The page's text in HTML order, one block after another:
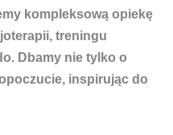
kompleksową opiekę
treningu
Dbamy nie tylko o
inspirując do